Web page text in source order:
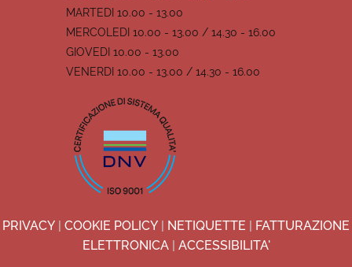
MARTEDI 10.00 - 13.00
MERCOLEDI 10.00 - 13.00 / 14.30 - 16.00
GIOVEDI 10.00 - 13.00
VENERDI 10.00 - 13.00 / 14.30 - 16.00
PRIVACY | COOKIE POLICY | NETIQUETTE | FATTURAZIONE
ELETTRONICA| ACCESSIBILITA'